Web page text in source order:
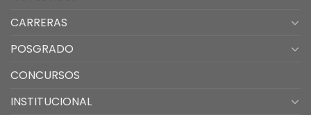
CARRERAS
POSGRADO
CONCURSOS
INSTITUCIONAL